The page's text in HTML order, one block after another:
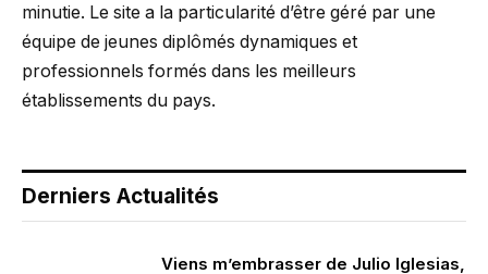
minutie. Le site a la particularité d’être géré par une
équipe de jeunes diplômés dynamiques et
professionnels formés dans les meilleurs
établissements du pays.
Derniers Actualités
Viens m’embrasser de Julio Iglesias,